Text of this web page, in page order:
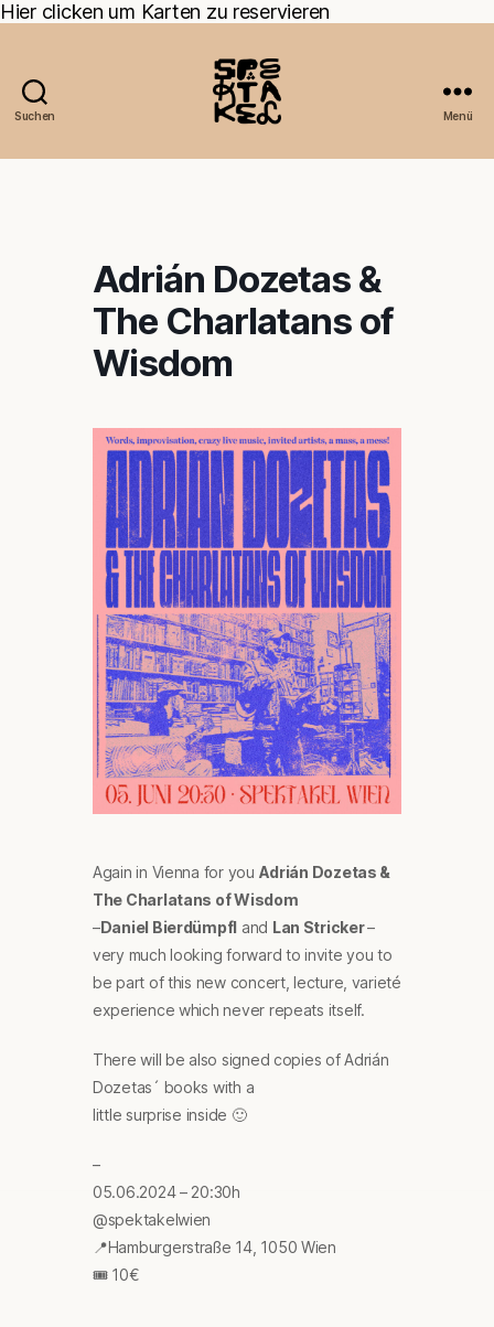
Hier clicken um Karten zu reservieren
Suchen Menü
Adrián Dozetas &
The Charlatans of
Wisdom
Again in Vienna for you Adrián Dozetas &
The Charlatans of Wisdom
–Daniel Bierdümpfl and Lan Stricker–
very much looking forward to invite you to
be part of this new concert, lecture, varieté
experience which never repeats itself.
There will be also signed copies of Adrián
Dozetas´ books with a
little surprise inside 🙂
–
05.06.2024 – 20:30h
@spektakelwien
📍Hamburgerstraße 14, 1050 Wien
🎟️ 10€